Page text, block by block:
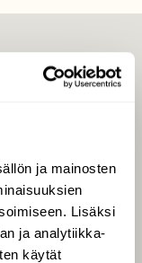
ja mainosten
Lisäksi
ja analytiikka-
käytät
juttua